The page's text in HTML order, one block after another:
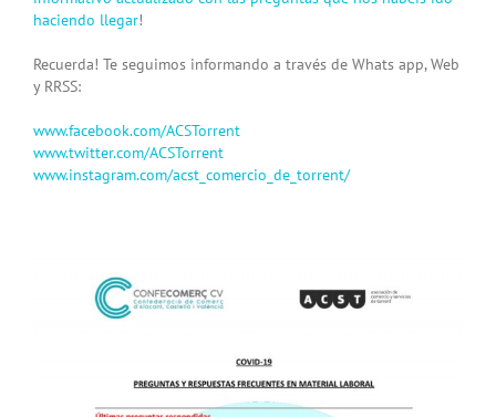
haciendo llegar!
Recuerda! Te seguimos informando a través de Whats app, Web
y RRSS:
www.facebook.com/ACSTorrent
www.twitter.com/ACSTorrent
www.instagram.com/acst_comercio_de_torrent/